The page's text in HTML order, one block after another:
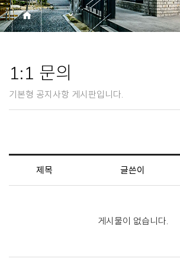
1:1 문의
기본형 공지사항 게시판입니다.
제목 글쓴이
게시물이 없습니다.